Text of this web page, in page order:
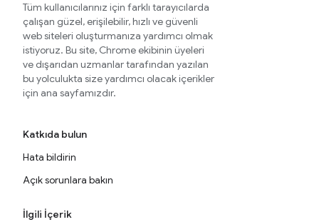
Tüm kullanıcılarınız için farklı tarayıcılarda
çalışan güzel, erişilebilir, hızlı ve güvenli
web siteleri oluşturmanıza yardımcı olmak
istiyoruz. Bu site, Chrome ekibinin üyeleri
ve dışarıdan uzmanlar tarafından yazılan
bu yolculukta size yardımcı olacak içerikler
için ana sayfamızdır.
Katkıda bulun
Hata bildirin
Açık sorunlara bakın
İlgili İçerik